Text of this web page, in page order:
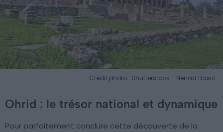
Crédit photo : Shutterstock – Nenad Basic
Ohrid : le trésor national et dynamique
Pour parfaitement conclure cette découverte de la